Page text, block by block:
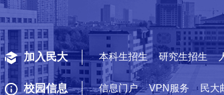
加入民大 本科生招生 研究生招生
校园信息 信息门户 VPN服务 民大